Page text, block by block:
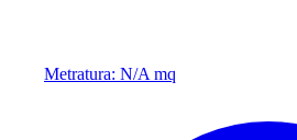
Metratura: N/A mq